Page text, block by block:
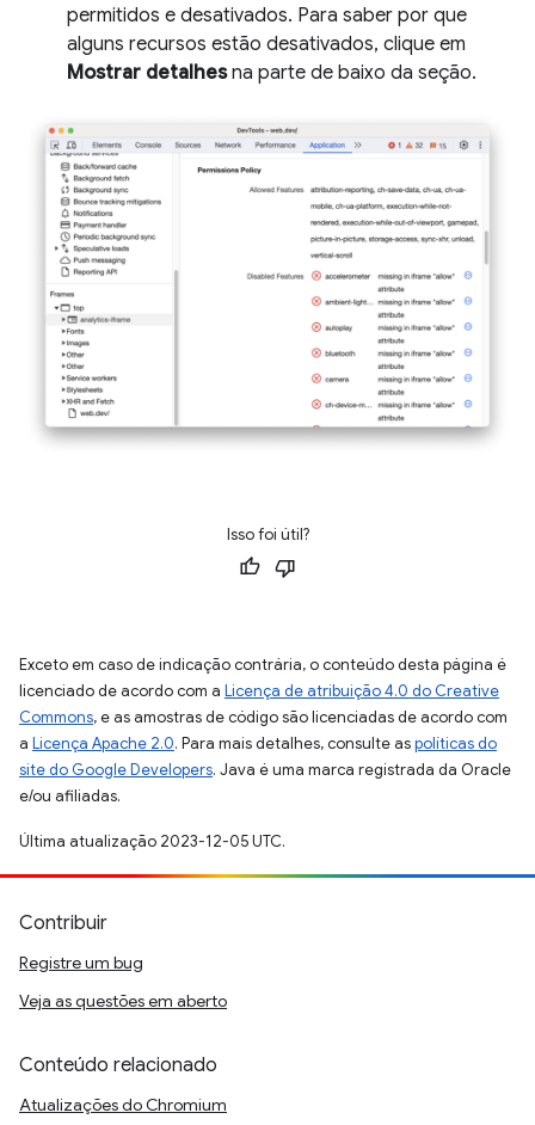
permitidos e desativados. Para saber por que
alguns recursos estão desativados, clique em
Mostrar detalhesna parte de baixo da seção.
Isso foi útil?
Exceto em caso de indicação contrária, o conteúdo desta página é
licenciado de acordo com a Licença de atribuição 4.0 do Creative
Commons, e as amostras de código são licenciadas de acordo com
a Licença Apache 2.0. Para mais detalhes, consulte aspolíticas do
site do Google Developers. Java é uma marca registrada da Oracle
e/ou afiliadas.
Última atualização 2023-12-05 UTC.
Contribuir
Registre um bug
Veja as questões em aberto
Conteúdo relacionado
Atualizações do Chromium